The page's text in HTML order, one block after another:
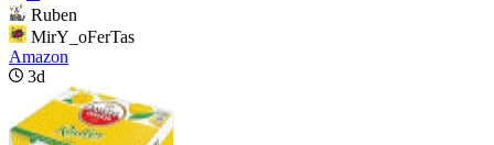
Ruben
MirY_oFerTas
Amazon
3d